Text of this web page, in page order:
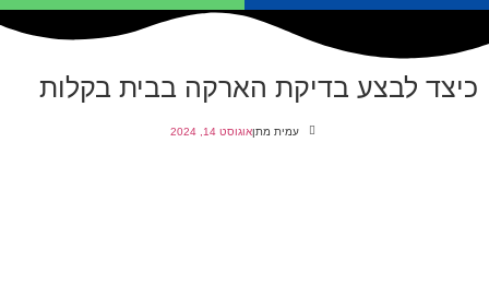
כיצד לבצע בדיקת הארקה בבית בקלות
עמית מתןאוגוסט 14, 2024